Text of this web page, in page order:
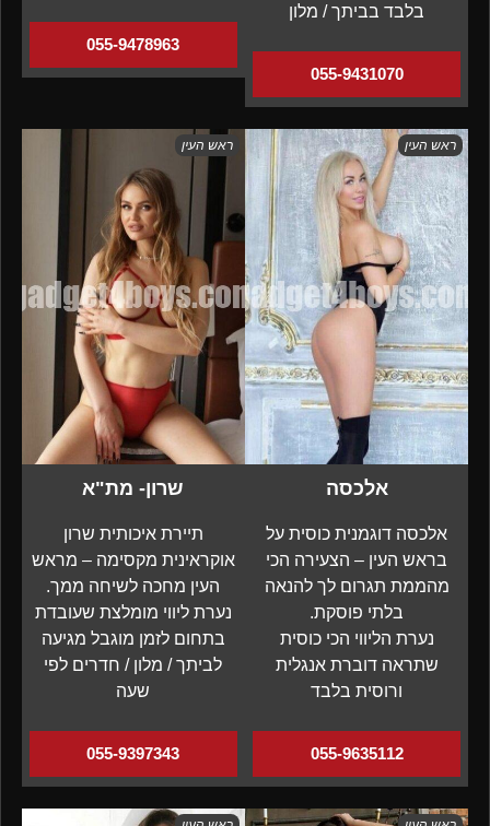
בלבד בביתך / מלון
055-9431070
055-9478963
ראש העין
אלכסה
אלכסה דוגמנית כוסית על
בראש העין – הצעירה הכי
מהממת תגרום לך להנאה
בלתי פוסקת.
נערת הליווי הכי כוסית
שתראה דוברת אנגלית
ורוסית בלבד
055-9635112
ראש העין
שרון- מת"א
תיירת איכותית שרון
אוקראינית מקסימה – מראש
העין מחכה לשיחה ממך.
נערת ליווי מומלצת שעובדת
בתחום לזמן מוגבל מגיעה
לביתך / מלון / חדרים לפי
שעה
055-9397343